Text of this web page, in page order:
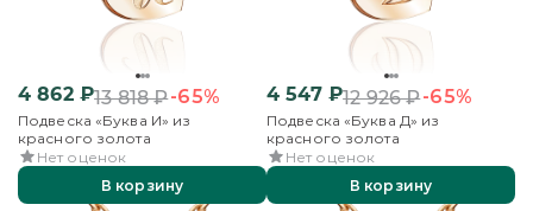
4 862₽13 818₽-65%
Подвеска «Буква И» из
красного золота
Нет оценок
В корзину
4 547₽12 926₽-65%
Подвеска «Буква Д» из
красного золота
Нет оценок
В корзину